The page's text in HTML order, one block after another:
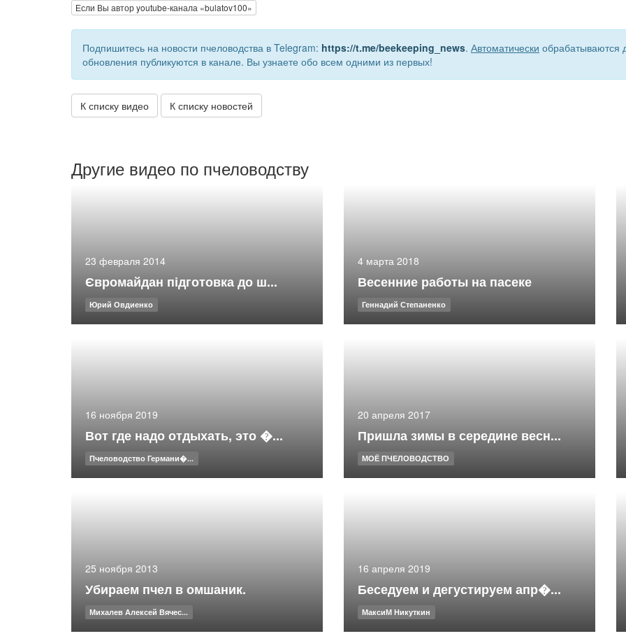
Если Вы автор youtube-канала «bulatov100»
Подпишитесь на новости пчеловодства в Telegram: https://t.me/beekeeping_news. Автоматически обрабатываются
обновления публикуются в канале. Вы узнаете обо всем одними из первых!
К списку видео К списку новостей
Другие видео по пчеловодству
23 февраля 2014
Євромайдан підготовка до ш...
Юрий Овдиенко
4 марта 2018
Весенние работы на пасеке
Геннадий Степаненко
16 ноября 2019
Вот где надо отдыхать, это �...
Пчеловодство Германи�...
20 апреля 2017
Пришла зимы в середине весн...
МОЁ ПЧЕЛОВОДСТВО
25 ноября 2013
Убираем пчел в омшаник.
Михалев Алексей Вячес...
16 апреля 2019
Беседуем и дегустируем апр�...
МаксиМ Никуткин